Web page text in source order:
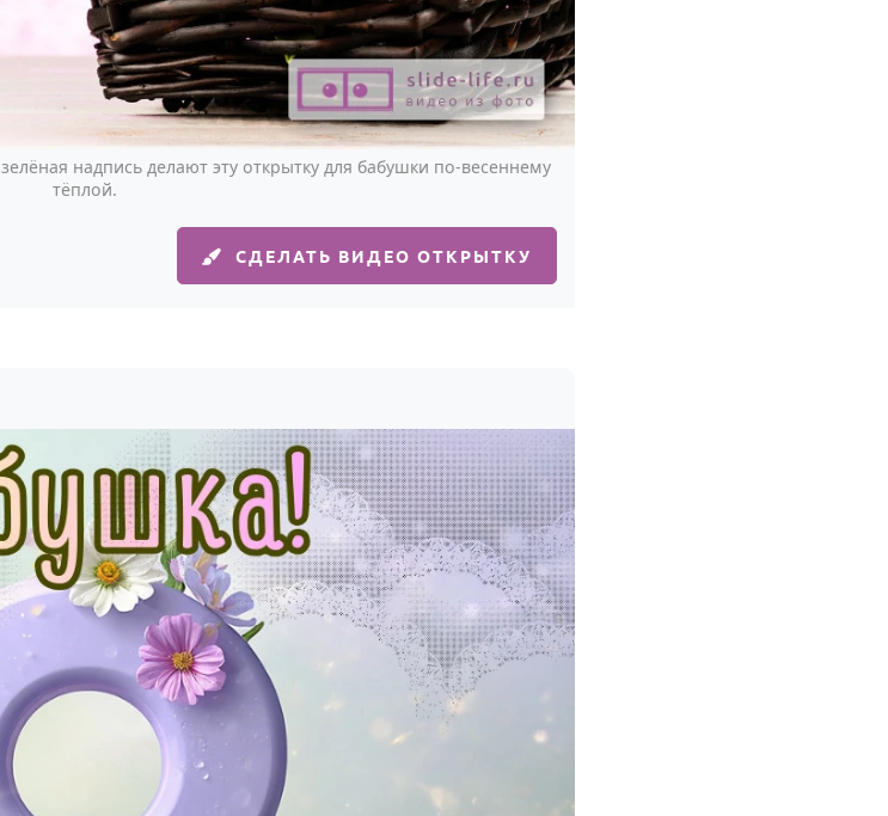
надпись делают эту открытку для бабушки по-весеннему
тёплой.
СДЕЛАТЬ ВИДЕО ОТКРЫТКУ